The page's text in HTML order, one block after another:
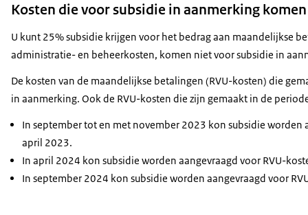
Kosten die voor subsidie in aanmerking komen
U kunt 25% subsidie krijgen voor het bedrag aan maandelijkse
administratie- en beheerkosten, komen niet voor subsidie in
De kosten van de maandelijkse betalingen (RVU-kosten) die
in aanmerking. Ook de RVU-kosten die zijn gemaakt in de
In september tot en met november 2023 kon subsidie worden
april 2023.
In april 2024 kon subsidie worden aangevraagd voor RVU-
In september 2024 kon subsidie worden aangevraagd voor